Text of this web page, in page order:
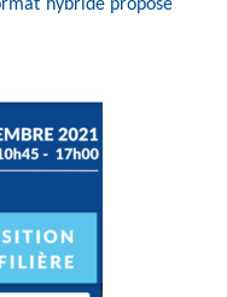
hybride proposé